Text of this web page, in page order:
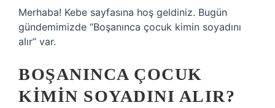
Merhaba! Kebe sayfasına hoş geldiniz. Bugün
gündemimizde “Boşanınca çocuk kimin soyadını
alır” var.
BOŞANINCA ÇOCUK
KIMIN SOYADINI ALIR?